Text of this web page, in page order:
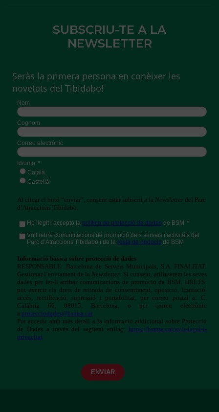
SUBSCRIU-TE A LA
NEWSLETTER
Seràs la primera persona en conèixer les
novetats del Tibidabo!